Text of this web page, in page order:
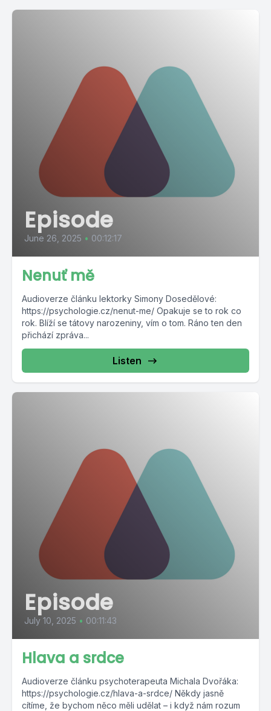
Episode
June 26, 2025 • 00:12:17
Nenuť mě
Audioverze článku lektorky Simony Dosedělové:
https://psychologie.cz/nenut-me/ Opakuje se to rok co
rok. Blíží se tátovy narozeniny, vím o tom. Ráno ten den
přichází zpráva...
Listen
Episode
July 10, 2025 • 00:11:43
Hlava a srdce
Audioverze článku psychoterapeuta Michala Dvořáka:
https://psychologie.cz/hlava-a-srdce/ Někdy jasně
cítíme, že bychom něco měli udělat – i když nám rozum